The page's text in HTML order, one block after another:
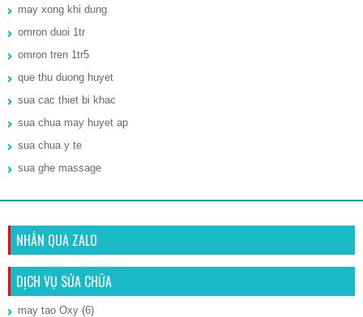
may xong khi dung
omron duoi 1tr
omron tren 1tr5
que thu duong huyet
sua cac thiet bi khac
sua chua may huyet ap
sua chua y te
sua ghe massage
NHẮN QUA ZALO
DỊCH VỤ SỬA CHỮA
may tao Oxy (6)